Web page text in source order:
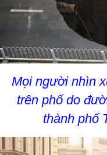
Mọi người nhìn
trên phố do
thành phố